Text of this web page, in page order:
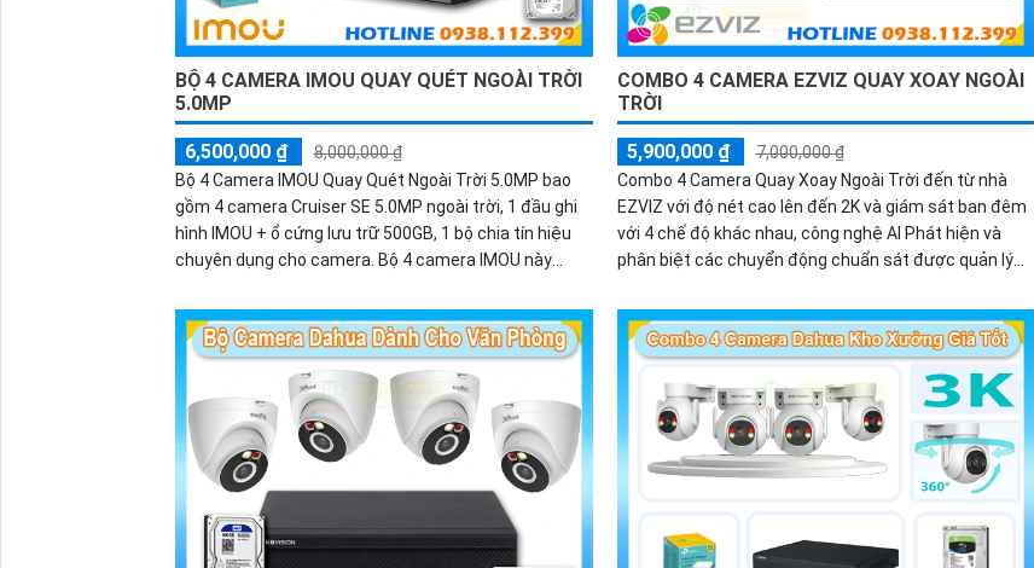
BỘ 4 CAMERA IMOU QUAY QUÉT NGOÀI TRỜI
5.0MP
6,500,000 ₫
8,000,000 ₫
Bộ 4 Camera IMOU Quay Quét Ngoài Trời 5.0MP bao
gồm 4 camera Cruiser SE 5.0MP ngoài trời, 1 đầu ghi
hình IMOU + ổ cứng lưu trữ 500GB, 1 bộ chia tín hiệu
chuyên dụng cho camera. Bộ 4 camera IMOU này
khu vực cần giám sát ngoài trời.
COMBO 4 CAMERA EZVIZ QUAY XOAY NGOÀI
TRỜI
5,900,000 ₫
7,000,000 ₫
Combo 4 Camera Quay Xoay Ngoài Trời đến từ nhà
EZVIZ với độ nét cao lên đến 2K và giám sát ban đêm
với 4 chế độ khác nhau, công nghệ AI Phát hiện và
phân biệt các chuyển động chuẩn sát được quản lý